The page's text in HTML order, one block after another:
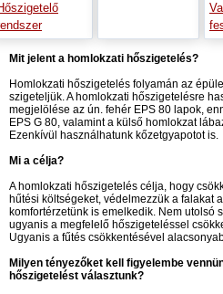
Mit jelent a homlokzati hőszigetelés?
Homlokzati hőszigetelés folyamán az
szigeteljük. A homlokzati hőszigetelésre
megjelölése az ún. fehér EPS 80 lapok,
EPS G 80, valamint a külső homlokzat
Ezenkívül használhatunk kőzetgyapotot is.
Mi a célja?
A homlokzati hőszigetelés célja, hogy
hűtési költségeket, védelmezzük a falakat
komfortérzetünk is emelkedik. Nem utolsó
ugyanis a megfelelő hőszigeteléssel
Ugyanis a fűtés csökkentésével
Milyen tényezőket kell figyelembe
hőszigetelést választunk?